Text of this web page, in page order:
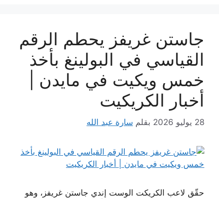
جاستن غريفز يحطم الرقم
القياسي في البولينغ بأخذ
خمس ويكيت في مايدن |
أخبار الكريكيت
28 يوليو 2026 بقلم سارة عبد الله
حقّق لاعب الكريكت الوست إندي جاستن غريفز، وهو